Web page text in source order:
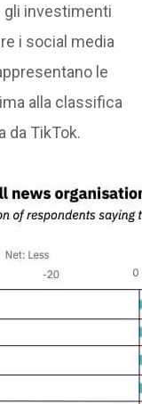
gli investimenti
i social media
le
alla classifica
da TikTok.